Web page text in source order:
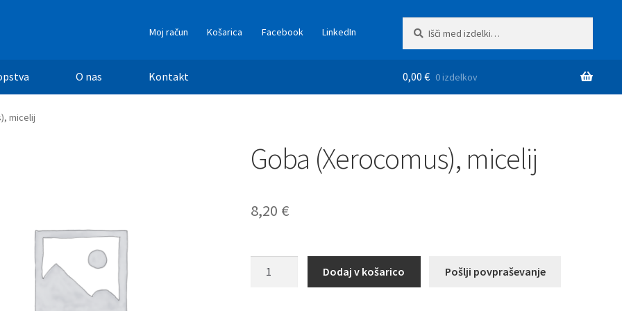
Moj račun Košarica Facebook LinkedIn
O nas Kontakt 0,00€ 0 izdelkov
micelij
Goba (Xerocomus), micelij
8,20 €
Dodaj v košarico Pošlji povpraševanje